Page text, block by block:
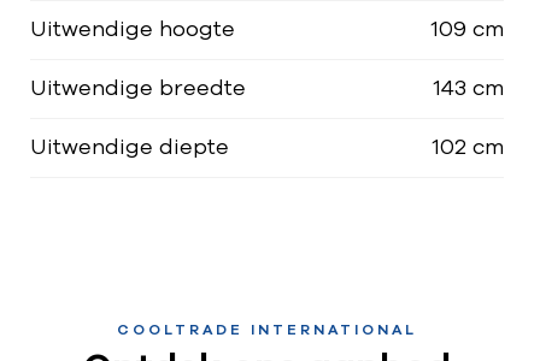
Uitwendige hoogte 109 cm
Uitwendige breedte 143 cm
Uitwendige diepte 102 cm
COOLTRADE INTERNATIONAL